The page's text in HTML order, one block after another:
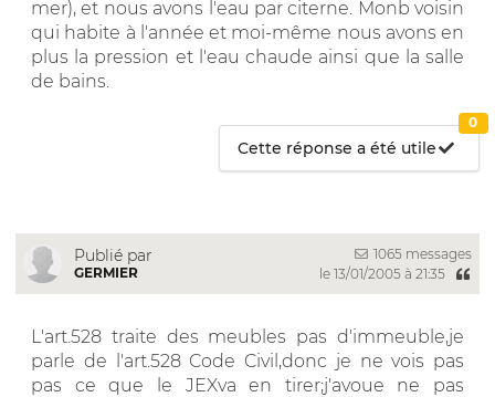
mer), et nous avons l'eau par citerne. Monb voisin
qui habite à l'année et moi-même nous avons en
plus la pression et l'eau chaude ainsi que la salle
de bains.
Cette réponse a été utile
0
Publié par
GERMIER
1065 messages
le 13/01/2005 à 21:35
L'art.528 traite des meubles pas d'immeuble,je
parle de l'art.528 Code Civil,donc je ne vois pas
pas ce que le JEXva en tirer;j'avoue ne pas